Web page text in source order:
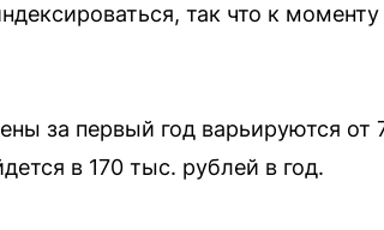
так что к
за первый год варьируются
в 170 тыс. рублей в год.